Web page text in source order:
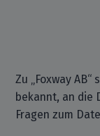
Zu „Foxway
bekannt, an die
Fragen zum